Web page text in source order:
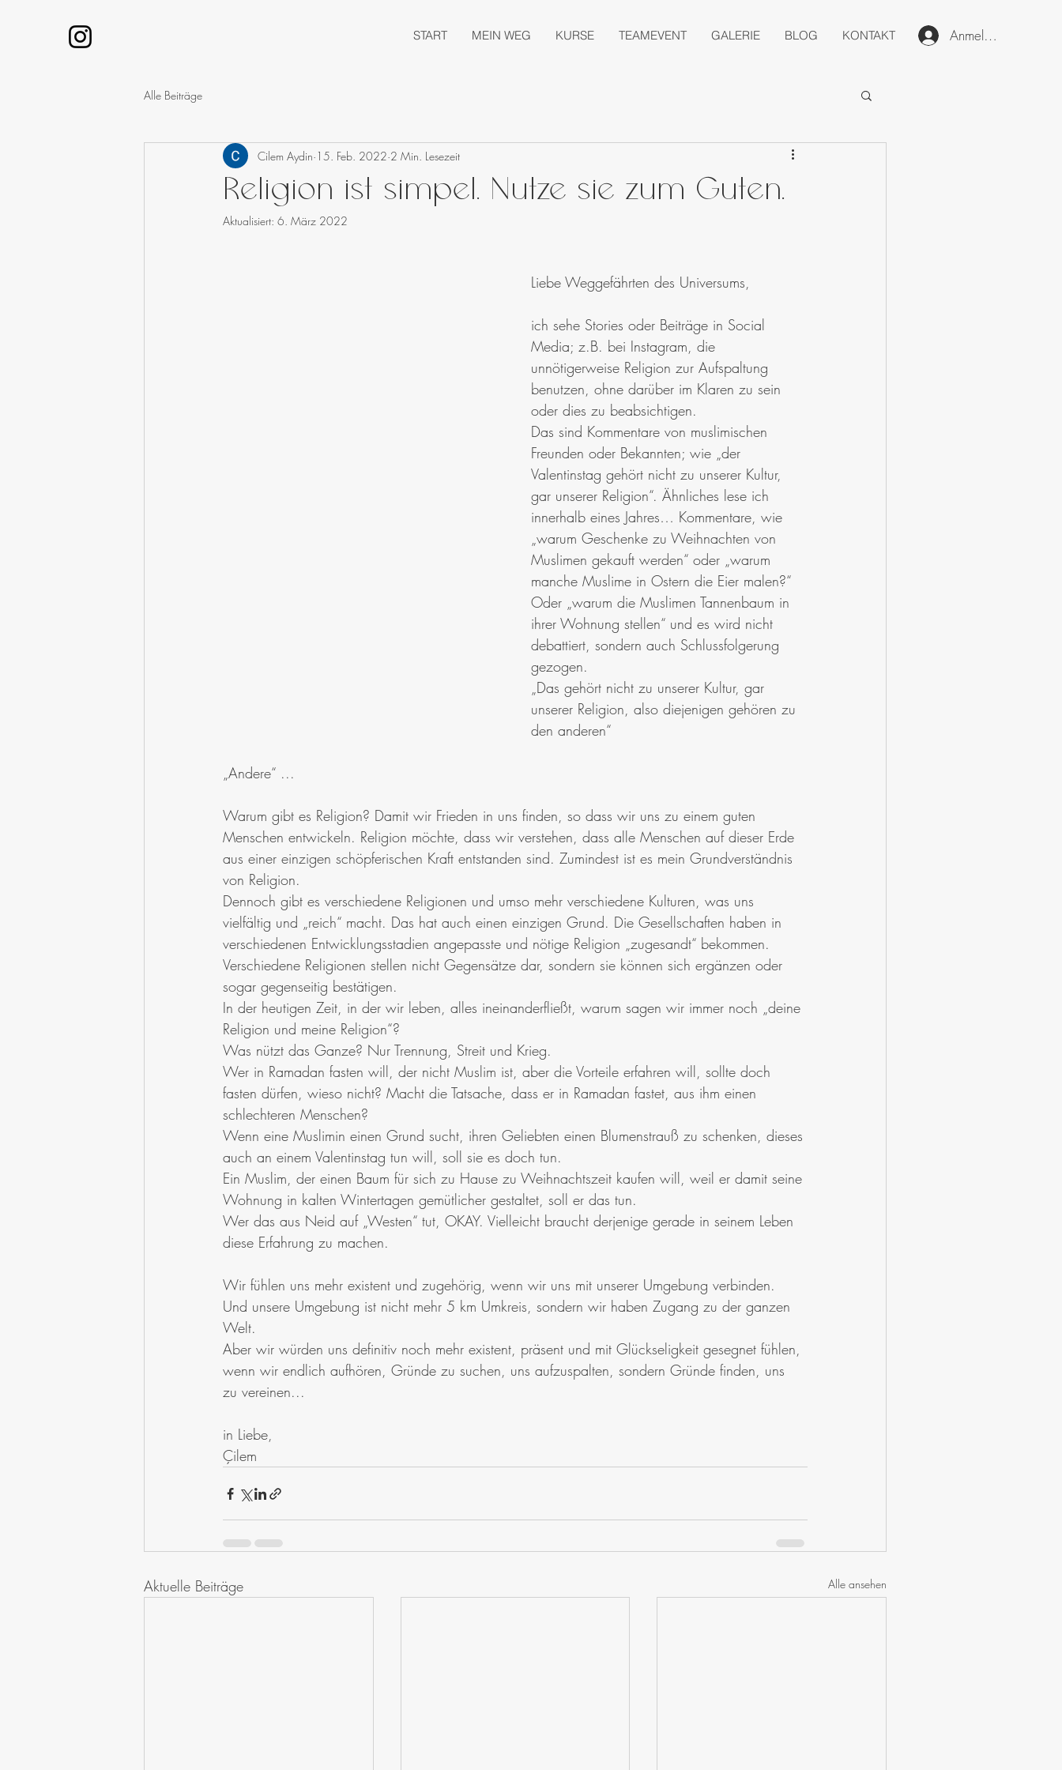
START MEIN WEG KURSE TEAMEVENT GALERIE BLOG KONTAKT Anmelden
Alle Beiträge
Religion ist simpel. Nutze sie zum Guten.
Cilem Aydin 15. Feb. 2022 2 Min. Lesezeit
Aktualisiert: 6. März 2022
Liebe Weggefährten des Universums,
ich sehe Stories oder Beiträge in Social
Media; z.B. bei Instagram, die
unnötigerweise Religion zur Aufspaltung
benutzen, ohne darüber im Klaren zu sein
oder dies zu beabsichtigen.
Das sind Kommentare von muslimischen
Freunden oder Bekannten; wie „der
Valentinstag gehört nicht zu unserer Kultur,
gar unserer Religion“. Ähnliches lese ich
innerhalb eines Jahres… Kommentare, wie
„warum Geschenke zu Weihnachten von
Muslimen gekauft werden“ oder „warum
manche Muslime in Ostern die Eier malen?“
Oder „warum die Muslimen Tannenbaum in
ihrer Wohnung stellen“ und es wird nicht
debattiert, sondern auch Schlussfolgerung
gezogen.
„Das gehört nicht zu unserer Kultur, gar
unserer Religion, also diejenigen gehören zu
den anderen“
„Andere“ ...
Warum gibt es Religion? Damit wir Frieden in uns finden, so dass wir uns zu einem guten
Menschen entwickeln. Religion möchte, dass wir verstehen, dass alle Menschen auf dieser Erde
aus einer einzigen schöpferischen Kraft entstanden sind. Zumindest ist es mein Grundverständnis
von Religion.
Dennoch gibt es verschiedene Religionen und umso mehr verschiedene Kulturen, was uns
vielfältig und „reich“ macht. Das hat auch einen einzigen Grund. Die Gesellschaften haben in
verschiedenen Entwicklungsstadien angepasste und nötige Religion „zugesandt“ bekommen.
Verschiedene Religionen stellen nicht Gegensätze dar, sondern sie können sich ergänzen oder
sogar gegenseitig bestätigen.
In der heutigen Zeit, in der wir leben, alles ineinanderfließt, warum sagen wir immer noch „deine
Religion und meine Religion“?
Was nützt das Ganze? Nur Trennung, Streit und Krieg.
Wer in Ramadan fasten will, der nicht Muslim ist, aber die Vorteile erfahren will, sollte doch
fasten dürfen, wieso nicht? Macht die Tatsache, dass er in Ramadan fastet, aus ihm einen
schlechteren Menschen?
Wenn eine Muslimin einen Grund sucht, ihren Geliebten einen Blumenstrauß zu schenken, dieses
auch an einem Valentinstag tun will, soll sie es doch tun.
Ein Muslim, der einen Baum für sich zu Hause zu Weihnachtszeit kaufen will, weil er damit seine
Wohnung in kalten Wintertagen gemütlicher gestaltet, soll er das tun.
Wer das aus Neid auf „Westen“ tut, OKAY. Vielleicht braucht derjenige gerade in seinem Leben
diese Erfahrung zu machen.
Wir fühlen uns mehr existent und zugehörig, wenn wir uns mit unserer Umgebung verbinden.
Und unsere Umgebung ist nicht mehr 5 km Umkreis, sondern wir haben Zugang zu der ganzen
Welt.
Aber wir würden uns definitiv noch mehr existent, präsent und mit Glückseligkeit gesegnet fühlen,
wenn wir endlich aufhören, Gründe zu suchen, uns aufzuspalten, sondern Gründe finden, uns
zu vereinen...
in Liebe,
Çilem
Aktuelle Beiträge Alle ansehen